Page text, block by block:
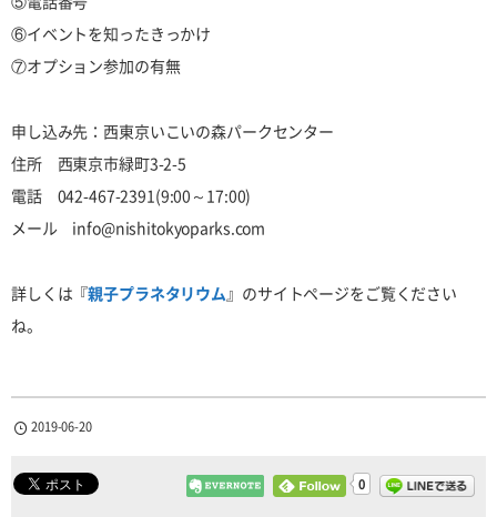
⑥イベントを知ったきっかけ
⑦オプション参加の有無
申し込み先：西東京いこいの森パークセンター
住所 西東京市緑町3-2-5
電話 042-467-2391(9:00～17:00)
メール info@nishitokyoparks.com
詳しくは『親子プラネタリウム 』のサイトページをご覧ください
ね。
2019-06-20
0